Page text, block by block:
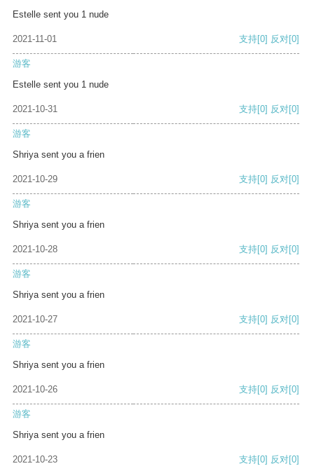
Estelle sent you 1 nude
2021-11-01 支持[0] 反对[0]
游客
Estelle sent you 1 nude
2021-10-31 支持[0] 反对[0]
游客
Shriya sent you a frien
2021-10-29 支持[0] 反对[0]
游客
Shriya sent you a frien
2021-10-28 支持[0] 反对[0]
游客
Shriya sent you a frien
2021-10-27 支持[0] 反对[0]
游客
Shriya sent you a frien
2021-10-26 支持[0] 反对[0]
游客
Shriya sent you a frien
2021-10-23 支持[0] 反对[0]